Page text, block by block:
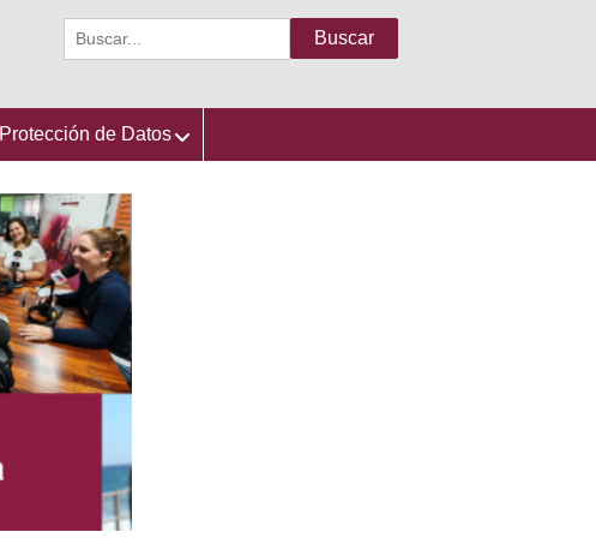
Buscar:
Protección de Datos